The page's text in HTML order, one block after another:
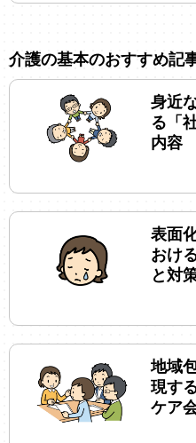
介護の基本のおすすめ記
身近
る「
内容
表面
おけ
と対
地域
現す
ケア